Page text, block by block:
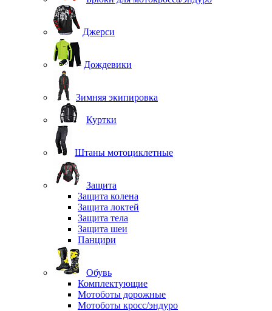
Джерси
Дождевики
Зимняя экипировка
Куртки
Штаны мотоциклетные
Защита
Защита колена
Защита локтей
Защита тела
Защита шеи
Панцири
Обувь
Комплектующие
Мотоботы дорожные
Мотоботы кросс/эндуро